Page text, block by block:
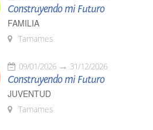
Construyendo mi Futuro
FAMILIA
Tamames
09/01/2026 31/12/2026
Construyendo mi Futuro
JUVENTUD
Tamames